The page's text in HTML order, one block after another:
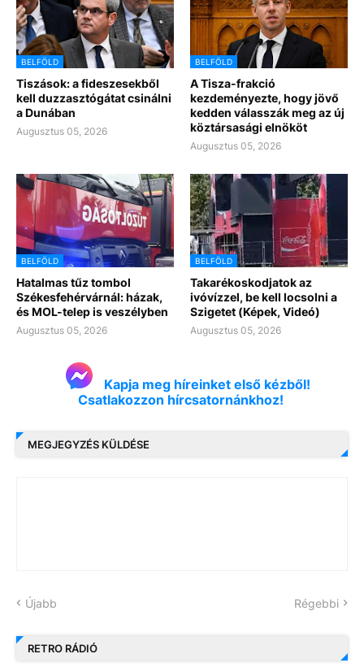
BELFÖLD
Tiszások: a fideszesekből
kell duzzasztógátat csinálni
a Dunában
Augusztus 05, 2026
BELFÖLD
A Tisza-frakció
kezdeményezte, hogy jövő
kedden válasszák meg az új
köztársasági elnököt
Augusztus 05, 2026
BELFÖLD
Hatalmas tűz tombol
Székesfehérvárnál: házak,
és MOL-telep is veszélyben
Augusztus 05, 2026
BELFÖLD
Takarékoskodjatok az
ivóvízzel, be kell locsolni a
Szigetet (Képek, Videó)
Augusztus 05, 2026
Kapja meg híreinket első kézből!
Csatlakozzon hírcsatornánkhoz!
MEGJEGYZÉS KÜLDÉSE
Újabb Régebbi
RETRO RÁDIÓ